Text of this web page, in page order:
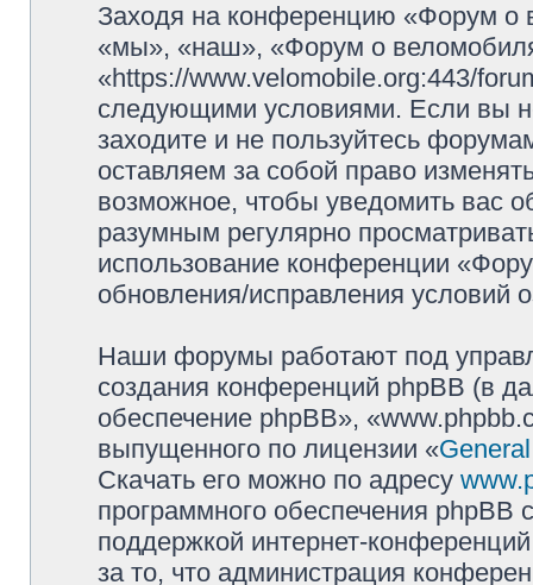
Заходя на конференцию «Форум о
«мы», «наш», «Форум о
«https://www.velomobile.org:443/
следующими условиями. Если вы
заходите и не пользуйтесь
оставляем за собой право
возможное, чтобы уведомить вас
разумным регулярно
использование конференции
обновления/исправления условий
Наши форумы работают под
создания конференций phpBB (в
обеспечение phpBB»,
выпущенного по лицензии «
Скачать его можно по адресу
программного обеспечения phpBB
поддержкой интернет-
за то, что администрация